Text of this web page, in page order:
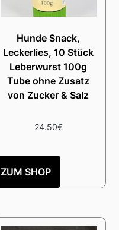
Hunde Snack,
Leckerlies, 10 Stück
Leberwurst 100g
Tube ohne Zusatz
von Zucker & Salz
24.50€
ZUM SHOP